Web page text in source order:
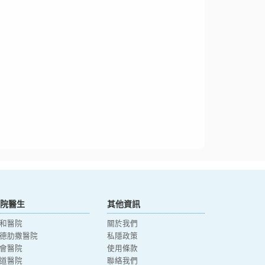
醫生
醫院
肋撒醫院
醫院
醫院
其他資訊
關於我們
私隱政策
使用條款
聯絡我們